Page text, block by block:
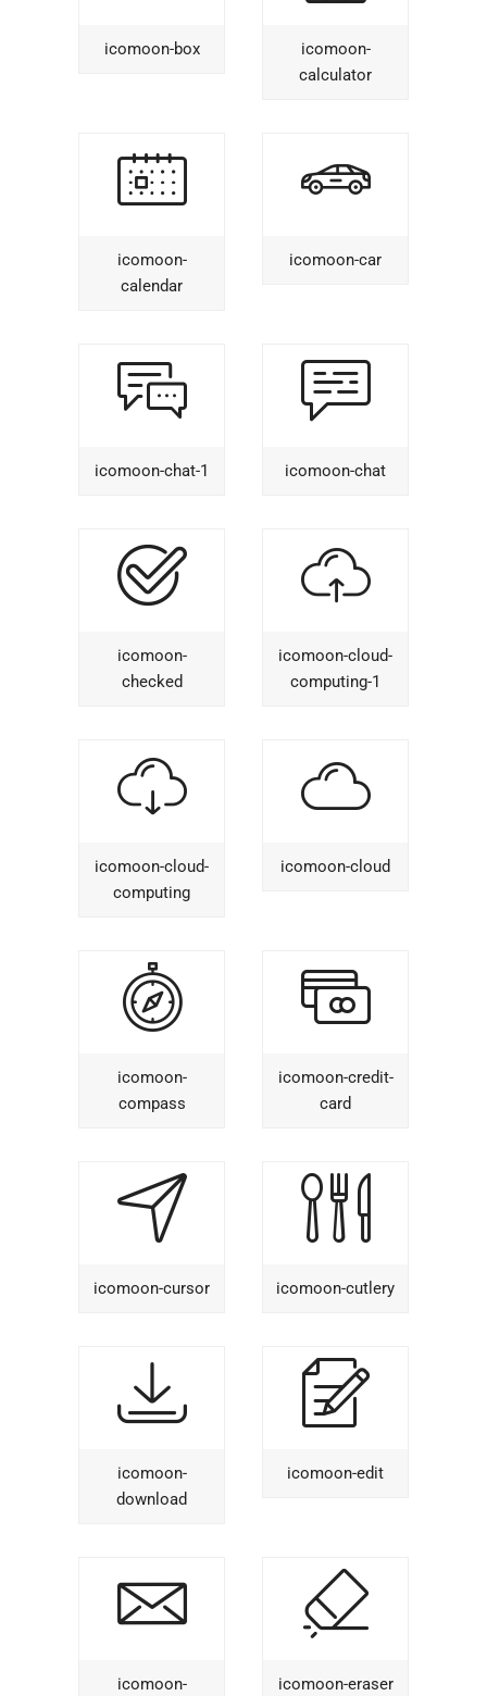
icomoon-box
icomoon-
calculator
icomoon-
calendar
icomoon-car
icomoon-chat-1 icomoon-chat
icomoon-
checked
icomoon-cloud-
computing-1
icomoon-cloud-
computing
icomoon-cloud
icomoon-
compass
icomoon-credit-
card
icomoon-cursor icomoon-cutlery
icomoon-
download
icomoon-edit
icomoon- icomoon-eraser